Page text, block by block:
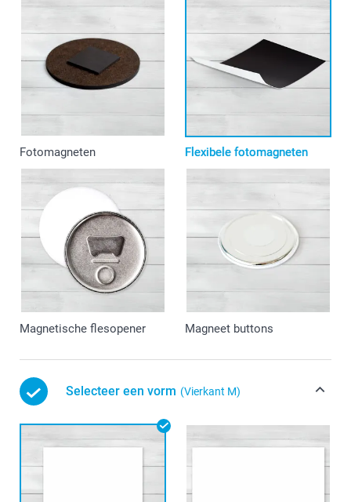
Fotomagneten Flexibele fotomagneten
Magnetische flesopener Magneet buttons
Selecteer een vorm (Vierkant M)